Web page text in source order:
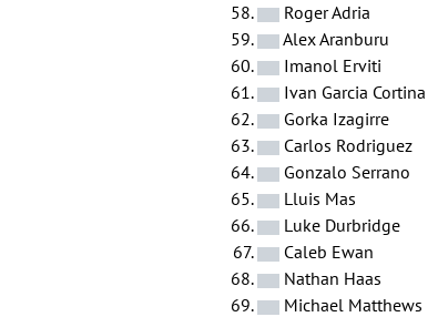
Roger Adria
Alex Aranburu
Imanol Erviti
Ivan Garcia Cortina
Gorka Izagirre
Carlos Rodriguez
Gonzalo Serrano
Lluis Mas
Luke Durbridge
Caleb Ewan
Nathan Haas
Michael Matthews